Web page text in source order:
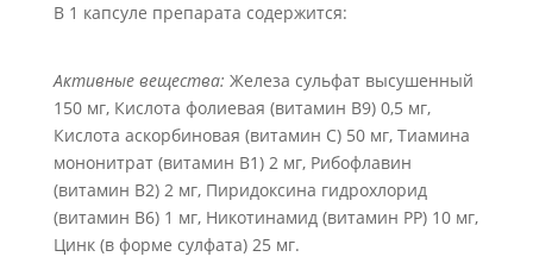
В 1 капсуле препарата содержится:
Активные вещества: Железа сульфат высушенный
150 мг, Кислота фолиевая (витамин B9) 0,5 мг,
Кислота аскорбиновая (витамин C) 50 мг, Тиамина
мононитрат (витамин B1) 2 мг, Рибофлавин
(витамин B2) 2 мг, Пиридоксина гидрохлорид
(витамин В6) 1 мг, Никотинамид (витамин PP) 10 мг,
Цинк (в форме сулфата) 25 мг.